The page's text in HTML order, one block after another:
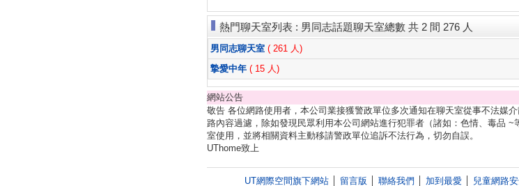
熱門聊天室列表 : 男同志話題聊天室總數 共 2 間 276 人
男同志聊天室 ( 261 人)
摯愛中年 ( 15 人)
網站公告
敬告 各位網路使用者，本公司業接獲警政單位多次通知在聊天室從事不法媒
路內容過濾，除如發現民眾利用本公司網站進行犯罪者（諸如：色情、毒品
室使用，並將相關資料主動移請警政單位追訴不法行為，切勿自誤。
UThome致上
UT網際空間旗下網站│ 留言版 聯絡我們 加到最愛│ 兒童網路